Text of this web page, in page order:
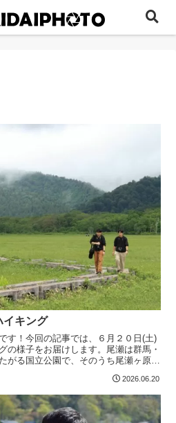
イキング
す！今回の記事では、６月２０日(土)
の様子をお届けします。尾瀬は群馬・
がる国立公園で、そのうち尾瀬ヶ原は
2026.06.20